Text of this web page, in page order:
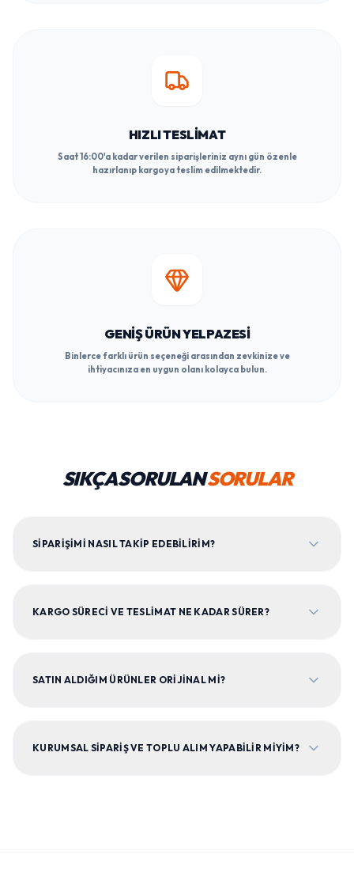
HIZLI TESLIMAT
Saat 16:00'a kadar verilen siparişleriniz aynı gün özenle
hazırlanıp kargoya teslim edilmektedir.
GENIŞ ÜRÜN YELPAZESI
Binlerce farklı ürün seçeneği arasından zevkinize ve
ihtiyacınıza en uygun olanı kolayca bulun.
SIKÇA SORULANSORULAR
SIPARIŞIMI NASIL TAKIP EDEBILIRIM?
KARGO SÜRECI VE TESLIMAT NE KADAR SÜRER?
SATIN ALDIĞIM ÜRÜNLER ORIJINAL MI?
KURUMSAL SIPARIŞ VE TOPLU ALIM YAPABILIR MIYIM?